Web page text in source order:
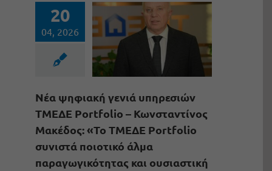
20
04, 2026
Νέα ψηφιακή γενιά υπηρεσιών
ΤΜΕΔΕ Portfolio – Κωνσταντίνος
Μακέδος: «Το ΤΜΕΔΕ Portfolio
συνιστά ποιοτικό άλμα
παραγωγικότητας και ουσιαστική